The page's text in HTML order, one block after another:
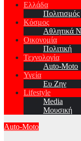
Ελλάδα
Πολιτισμός
Κόσμος
Αθλητικά
Οικονομία
Πολιτική
Τεχνολογία
Auto-Moto
Υγεία
Ευ Ζην
Lifestyle
Media
Μουσική
Auto-Moto